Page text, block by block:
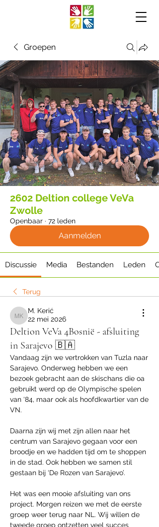
Groepen
2602 Deltion college VeVa
Zwolle
Openbaar · 72 leden
Aanmelden
Discussie Media Bestanden Leden
Terug
M. Kerić
M. Kerić
22 mei 2026
Deltion VeVa 4Bosnië - afsluiting
in Sarajevo 🇧🇦
Vandaag zijn we vertrokken van Tuzla naar
Sarajevo. Onderweg hebben we een
bezoek gebracht aan de skischans die oa
gebruikt werd op de Olympische spelen
van ‘84, maar ook als hoofdkwartier van de
VN.
Daarna zijn wij met zijn allen naar het
centrum van Sarajevo gegaan voor een
broodje en we hadden tijd om te shoppen
in de stad. Ook hebben we samen stil
gestaan bij ‘De Rozen van Sarajevo’.
Het was een mooie afsluiting van ons
project. Morgen reizen we met de eerste
groep weer terug naar NL. Wij willen de
tweede groep ontzetten veel succes